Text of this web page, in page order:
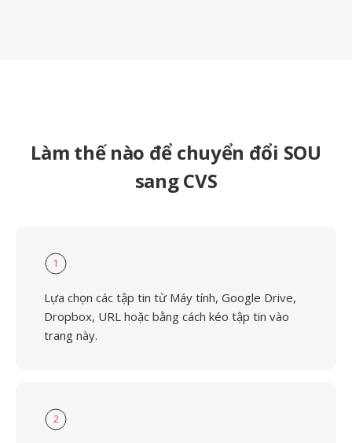
Làm thế nào để chuyển đổi SOU
sang CVS
1
Lựa chọn các tập tin từ Máy tính, Google Drive,
Dropbox, URL hoặc bằng cách kéo tập tin vào
trang này.
2